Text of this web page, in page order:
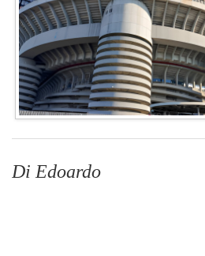
Di Edoardo